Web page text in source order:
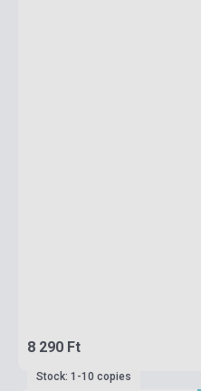
8 290 Ft
Stock: 1-10 copies